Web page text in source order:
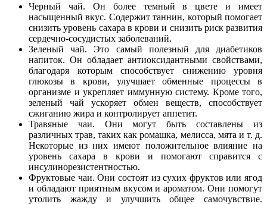
Черный чай. Он более темный в цвете и имеет
насыщенный вкус. Содержит таннин, который помогает
снизить уровень сахара в крови и снизить риск развития
сердечно-сосудистых заболеваний.
Зеленый чай. Это самый полезный для диабетиков
напиток. Он обладает антиоксидантными свойствами,
благодаря которым способствует снижению уровня
глюкозы в крови, улучшает обменные процессы в
организме и укрепляет иммунную систему. Кроме того,
зеленый чай ускоряет обмен веществ, способствует
сжиганию жира и контролирует аппетит.
Травяные чаи. Они могут быть составлены из
различных трав, таких как ромашка, мелисса, мята и т. д.
Некоторые из них имеют положительное влияние на
уровень сахара в крови и помогают справится с
инсулинорезистентностью.
Фруктовые чаи. Они состоят из сухих фруктов или ягод
и обладают приятным вкусом и ароматом. Они помогут
утолить жажду и улучшить общее самочувствие.